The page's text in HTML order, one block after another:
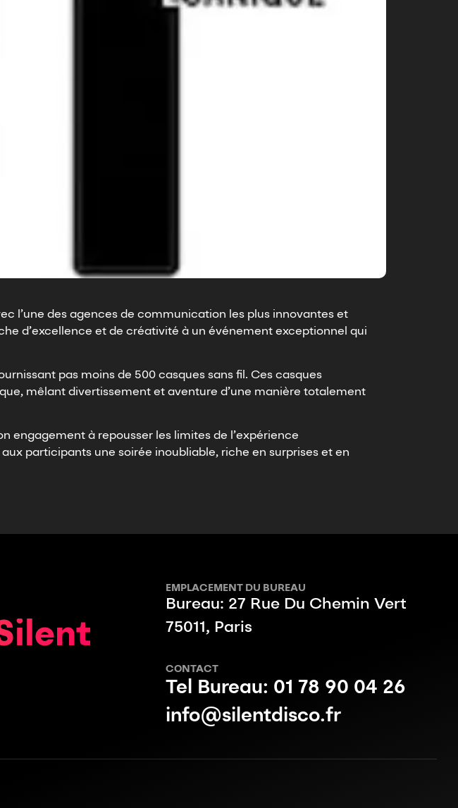
l’une des agences de communication les plus innovantes et
d’excellence et de créativité à un événement exceptionnel qui
pas moins de 500 casques sans fil. Ces casques
mêlant divertissement et aventure d’une manière totalement
engagement à repousser les limites de l’expérience
participants une soirée inoubliable, riche en surprises et en
EMPLACEMENT DU BUREAU
Bureau: 27 Rue Du Chemin Vert
75011, Paris
CONTACT
Tel Bureau: 01 78 90 04 26
info@silentdisco.fr